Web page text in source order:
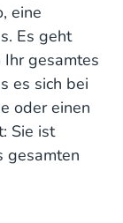
eine
Es geht
gesamtes
es sich bei
oder einen
Sie ist
gesamten